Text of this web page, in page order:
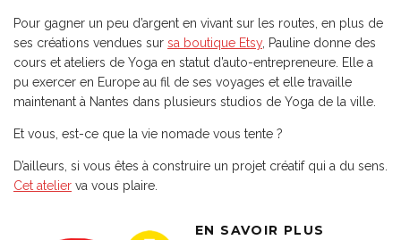
Pour gagner un peu d’argent en vivant sur les routes, en plus de
ses créations vendues sur sa boutique Etsy, Pauline donne des
cours et ateliers de Yoga en statut d’auto-entrepreneure. Elle a
pu exercer en Europe au fil de ses voyages et elle travaille
maintenant à Nantes dans plusieurs studios de Yoga de la ville.
Et vous, est-ce que la vie nomade vous tente ?
D’ailleurs, si vous êtes à construire un projet créatif qui a du sens.
Cet atelier va vous plaire.
EN SAVOIR PLUS